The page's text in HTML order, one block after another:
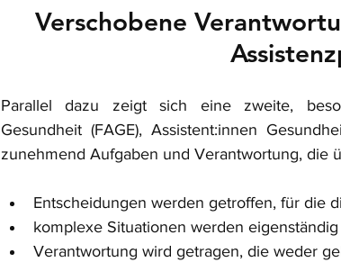
Verschobene
Parallel dazu zeigt sich eine zweite,
Gesundheit (FAGE), Assistent:innen
zunehmend Aufgaben und Verantwortung, die
Entscheidungen werden getroffen, für die
komplexe Situationen werden
Verantwortung wird getragen, die weder